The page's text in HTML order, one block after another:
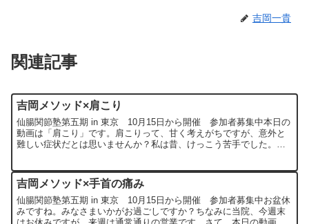
吉岡一貴
関連記事
吉岡メソッド×肩こり
仙腸関節塾第五期 in 東京 10月15日から開催 参加者募集中本日の
動画は「肩こり」です。肩こりって、甘く考えがちですが、意外と
難しい症状だとは思いませんか？私は昔、けっこう苦手でした。な
吉岡メソッド×手首の痛み
仙腸関節塾第五期 in 東京 10月15日から開催 参加者募集中お盆休
みですね。みなさまいかがお過ごしですか？ちなみに当院、今週末